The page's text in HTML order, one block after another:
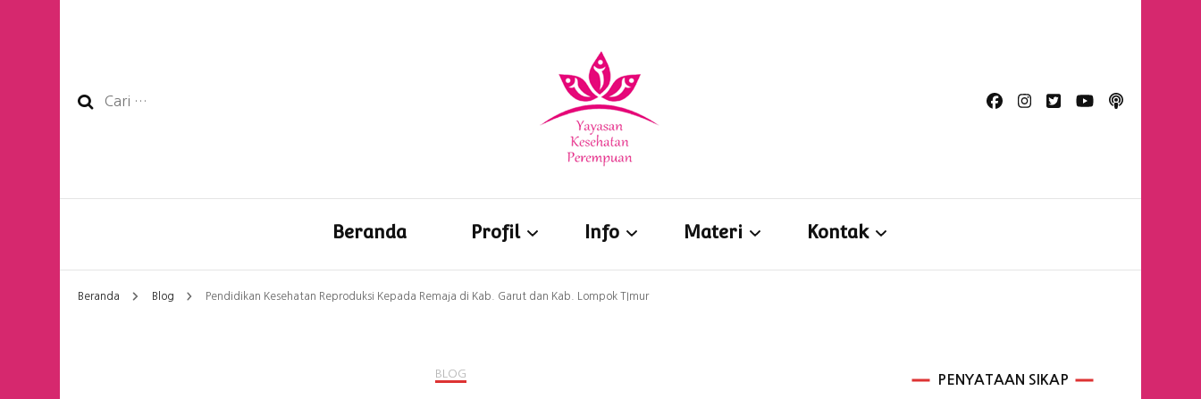
Cari
Yayasan Kesehatan Perempuan
Beranda Profil Info Materi Kontak
Beranda Blog Pendidikan Kesehatan Reproduksi Kepada Remaja di Kab. Garut dan Kab. Lompok TImur
BLOG PENYATAAN SIKAP